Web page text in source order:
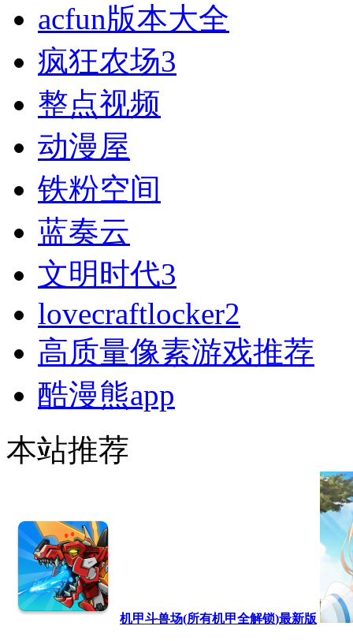
acfun版本大全
疯狂农场3
整点视频
动漫屋
铁粉空间
蓝奏云
文明时代3
lovecraftlocker2
高质量像素游戏推荐
酷漫熊app
本站推荐
机甲斗兽场(所有机甲全解锁)最新版